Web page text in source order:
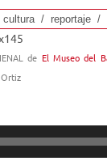
/ reportaje /
de El Museo del